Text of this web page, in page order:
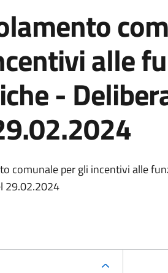
alle
-
comunale per gli incentivi alle
29.02.2024